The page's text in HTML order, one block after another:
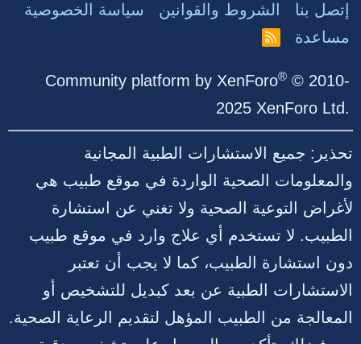
إتصل بنا الشروط والقوانين
سياسة الخصوصية
مساعدة
R
Community platform by XenForo® © 2010-
2025 XenForo Ltd.
تحذير: جميع الاستشارات الطبية المجانية
والمعلومات الصحية الواردة في موقع طبيب هي
لأغراض التوعية الصحية ولا تغني عن استشارة
الطبيب. لا تستخدم أي علاج وارد في موقع طبيب
دون استشارة الطبيب، كما لا يجب أن تعتبر
الاستشارات الطبية عن بعد كبديل للتشخيص أو
المعالجة من الطبيب المؤهل لتقديم الرعاية الصحية.